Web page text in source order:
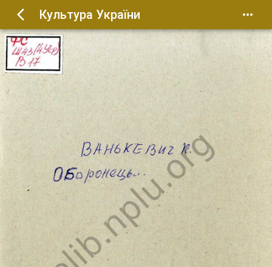
Культура України